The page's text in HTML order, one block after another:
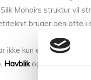
Mohairs struktur vil
bruger den ofte i
ikke kun en smuk og
Havblik og mange flere.